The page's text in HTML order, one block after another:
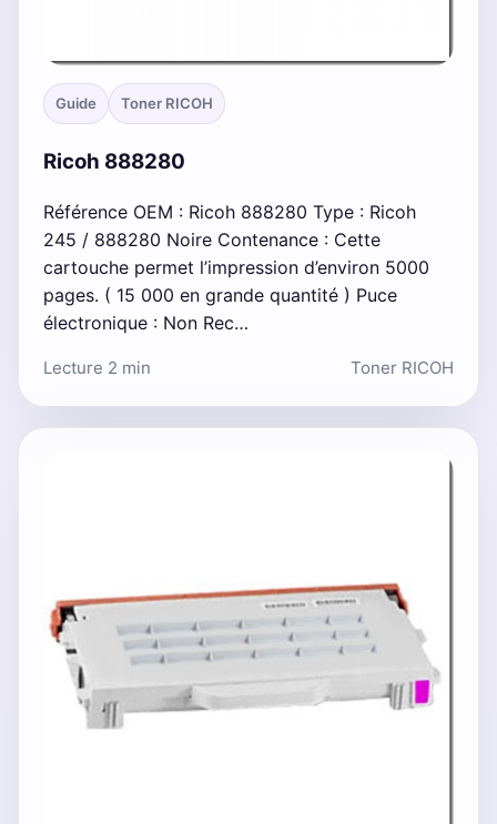
Guide Toner RICOH
Ricoh 888280
Référence OEM : Ricoh 888280 Type : Ricoh
245 / 888280 Noire Contenance : Cette
cartouche permet l’impression d’environ 5000
pages. ( 15 000 en grande quantité ) Puce
électronique : Non Rec…
Lecture 2 min Toner RICOH